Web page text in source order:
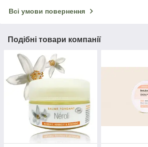
Всі умови повернення
Подібні товари компанії